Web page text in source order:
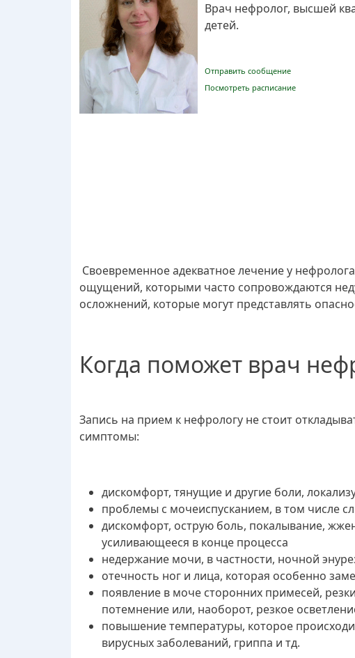
Врач нефролог, высшей
детей.
Отправить сообщение
Посмотреть расписание
Своевременное адекватное лечение у
ощущений, которыми часто сопровождаются
осложнений, которые могут представлять
Когда поможет врач
Запись на прием к нефрологу не стоит
симптомы:
дискомфорт, тянущие и другие боли,
проблемы с мочеиспусканием, в том числе
дискомфорт, острую боль, покалывание,
усиливающееся в конце процесса
недержание мочи, в частности, ночной
отечность ног и лица, которая особенно
появление в моче сторонних примесей,
потемнение или, наоборот, резкое
повышение температуры, которое
вирусных заболеваний, гриппа и тд.